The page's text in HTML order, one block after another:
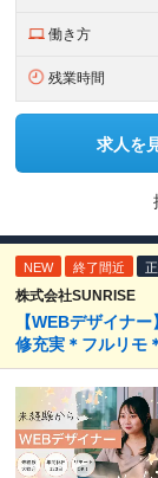
働き方
残業時間
求人を
NEW 終了間近
株式会社SUNRISE
【WEBデザイナ
修充実＊フルリモ